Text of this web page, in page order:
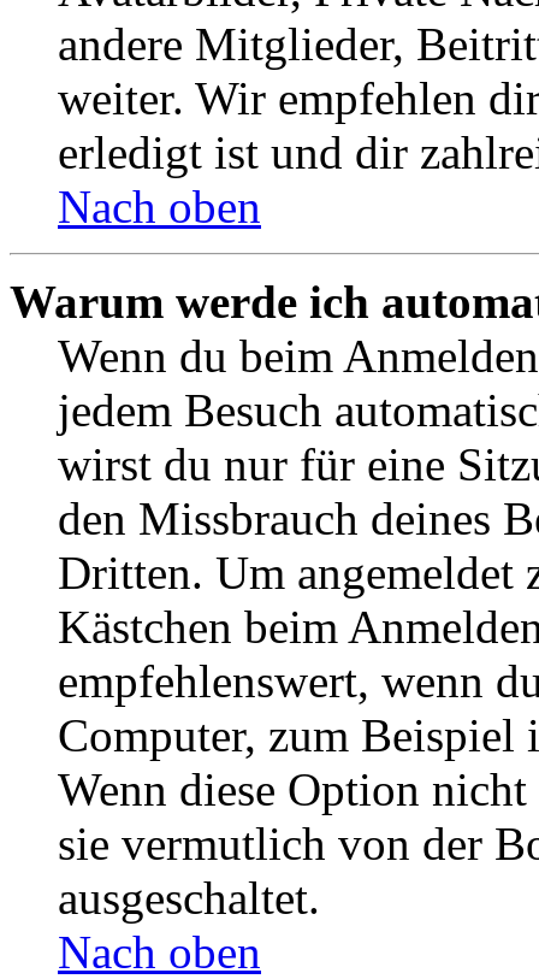
andere Mitglieder,
weiter. Wir empfehlen
erledigt ist und dir
Nach oben
Warum werde ich
Wenn du beim
jedem Besuch
wirst du nur für eine
den Missbrauch deines
Dritten. Um angemeldet
Kästchen beim
empfehlenswert, wenn
Computer, zum Beispiel
Wenn diese Option
sie vermutlich von der
ausgeschaltet.
Nach oben